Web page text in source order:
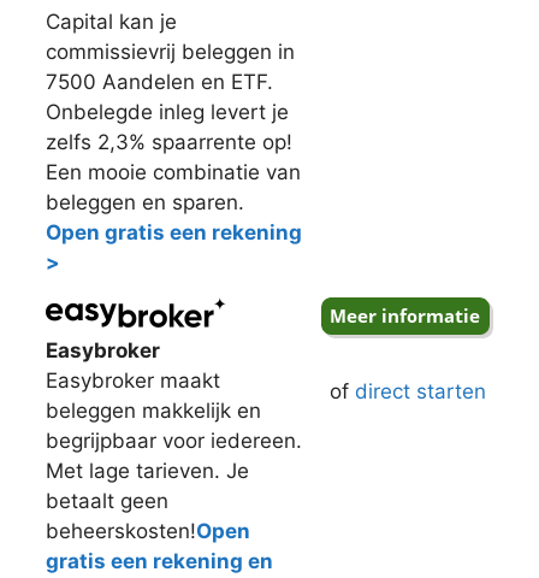
Capital kan je
commissievrij beleggen in
7500 Aandelen en ETF.
Onbelegde inleg levert je
zelfs 2,3% spaarrente op!
Een mooie combinatie van
beleggen en sparen.
Open gratis een rekening
>
Easybroker
Easybroker maakt
beleggen makkelijk en
begrijpbaar voor iedereen.
Met lage tarieven. Je
betaalt geen
beheerskosten!Open
gratis een rekening en
of direct starten